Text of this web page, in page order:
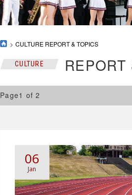
CULTURE REPORT & TOPICS
CULTURE
Page1 of 2
06
Jan